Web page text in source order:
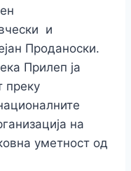
и
Проданоски.
Прилеп ја
преку
на
уметност од